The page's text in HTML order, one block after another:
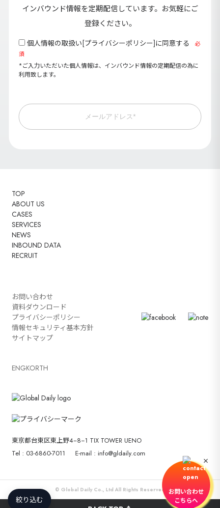
お問い合わせ
こちらへ
絞り込む
インバウンド情報を定期配信しています。お気軽にご
登録ください。
個人情報の取扱い[プライバシーポリシー]に同意する
必
須
*ご入力いただいた個人情報は、インバウンド情報の定期配信の為に
利用致します。
メールアドレス*
TOP
ABOUT US
CASES
SERVICES
NEWS
INBOUND DATA
RECRUIT
お問い合わせ
資料ダウンロード
プライバシーポリシー
情報セキュリティ基本方針
サイトマップ
ENGKORTH
東京都台東区東上野4−8−1 TIX TOWER UENO
Tel : 03-6860-7011
E-mail : info@gldaily.com
© Global Daily Co., Ltd All Rights Reserved